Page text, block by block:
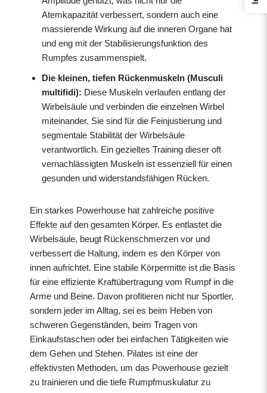
Atemkapazität verbessert, sondern auch eine
massierende Wirkung auf die inneren Organe hat
und eng mit der Stabilisierungsfunktion des
Rumpfes zusammenspielt.
Die kleinen, tiefen Rückenmuskeln (Musculi
multifidi): Diese Muskeln verlaufen entlang der
Wirbelsäule und verbinden die einzelnen Wirbel
miteinander. Sie sind für die Feinjustierung und
segmentale Stabilität der Wirbelsäule
verantwortlich. Ein gezieltes Training dieser oft
vernachlässigten Muskeln ist essenziell für einen
gesunden und widerstandsfähigen Rücken.
Ein starkes Powerhouse hat zahlreiche positive
Effekte auf den gesamten Körper. Es entlastet die
Wirbelsäule, beugt Rückenschmerzen vor und
verbessert die Haltung, indem es den Körper von
innen aufrichtet. Eine stabile Körpermitte ist die Basis
für eine effiziente Kraftübertragung vom Rumpf in die
Arme und Beine. Davon profitieren nicht nur Sportler,
sondern jeder im Alltag, sei es beim Heben von
schweren Gegenständen, beim Tragen von
Einkaufstaschen oder bei einfachen Tätigkeiten wie
dem Gehen und Stehen. Pilates ist eine der
effektivsten Methoden, um das Powerhouse gezielt
zu trainieren und die tiefe Rumpfmuskulatur zu